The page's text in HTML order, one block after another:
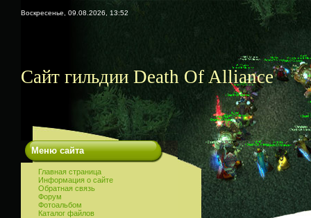
Воскресенье, 09.08.2026, 13:52
Сайт гильдии Death Of Alliance
Меню сайта
Главная страница
Информация о сайте
Обратная связь
Форум
Фотоальбом
Каталог файлов